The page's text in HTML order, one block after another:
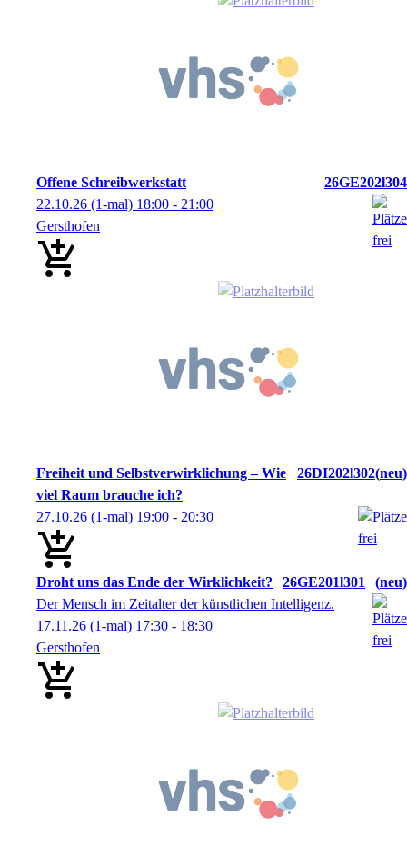
Offene Schreibwerkstatt
26GE202l304
22.10.26 (1-mal) 18:00 - 21:00
Gersthofen
Freiheit und Selbstverwirklichung – Wie
viel Raum brauche ich?
26DI202l302 neu
27.10.26 (1-mal) 19:00 - 20:30
Droht uns das Ende der Wirklichkeit? 26GE201l301
neu
Der Mensch im Zeitalter der künstlichen Intelligenz.
17.11.26 (1-mal) 17:30 - 18:30
Gersthofen